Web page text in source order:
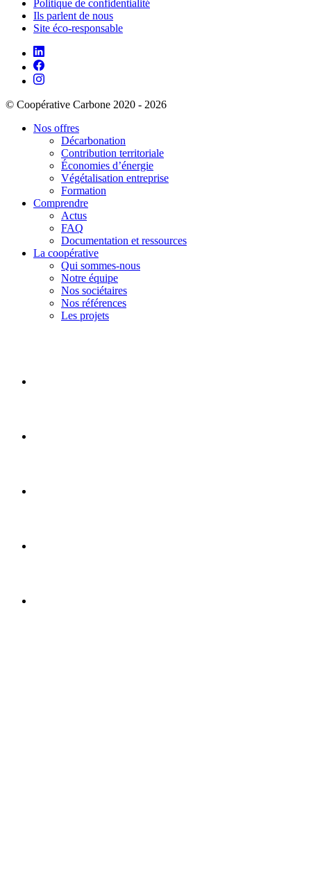
Politique de confidentialité
Ils parlent de nous
Site éco-responsable
© Coopérative Carbone 2020 - 2026
Nos offres
Décarbonation
Contribution territoriale
Économies d’énergie
Végétalisation entreprise
Formation
Comprendre
Actus
FAQ
Documentation et ressources
La coopérative
Qui sommes-nous
Notre équipe
Nos sociétaires
Nos références
Les projets